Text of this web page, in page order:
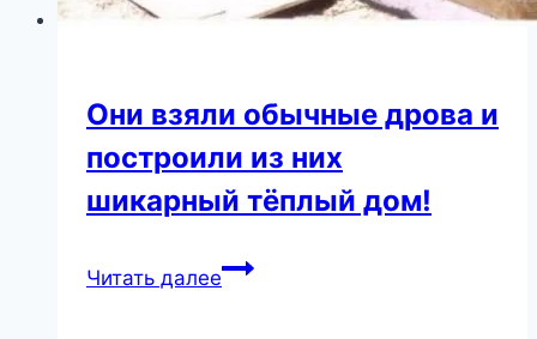
Они взяли обычные дрова и
построили из них
шикарный тёплый дом!
Читать далееОни